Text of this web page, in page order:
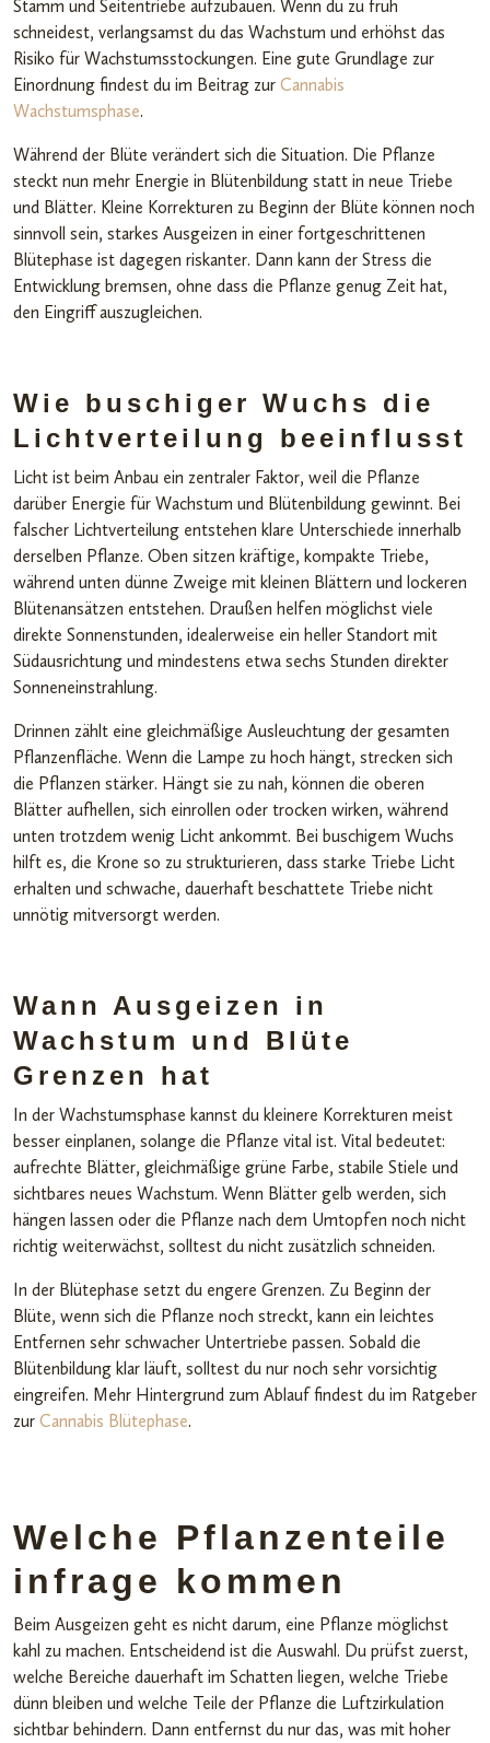
Stamm und Seitentriebe aufzubauen. Wenn du zu früh
schneidest, verlangsamst du das Wachstum und erhöhst das
Risiko für Wachstumsstockungen. Eine gute Grundlage zur
Einordnung findest du im Beitrag zur Cannabis
Wachstumsphase.
Während der Blüte verändert sich die Situation. Die Pflanze
steckt nun mehr Energie in Blütenbildung statt in neue Triebe
und Blätter. Kleine Korrekturen zu Beginn der Blüte können noch
sinnvoll sein, starkes Ausgeizen in einer fortgeschrittenen
Blütephase ist dagegen riskanter. Dann kann der Stress die
Entwicklung bremsen, ohne dass die Pflanze genug Zeit hat,
den Eingriff auszugleichen.
Wie buschiger Wuchs die
Lichtverteilung beeinflusst
Licht ist beim Anbau ein zentraler Faktor, weil die Pflanze
darüber Energie für Wachstum und Blütenbildung gewinnt. Bei
falscher Lichtverteilung entstehen klare Unterschiede innerhalb
derselben Pflanze. Oben sitzen kräftige, kompakte Triebe,
während unten dünne Zweige mit kleinen Blättern und lockeren
Blütenansätzen entstehen. Draußen helfen möglichst viele
direkte Sonnenstunden, idealerweise ein heller Standort mit
Südausrichtung und mindestens etwa sechs Stunden direkter
Sonneneinstrahlung.
Drinnen zählt eine gleichmäßige Ausleuchtung der gesamten
Pflanzenfläche. Wenn die Lampe zu hoch hängt, strecken sich
die Pflanzen stärker. Hängt sie zu nah, können die oberen
Blätter aufhellen, sich einrollen oder trocken wirken, während
unten trotzdem wenig Licht ankommt. Bei buschigem Wuchs
hilft es, die Krone so zu strukturieren, dass starke Triebe Licht
erhalten und schwache, dauerhaft beschattete Triebe nicht
unnötig mitversorgt werden.
Wann Ausgeizen in
Wachstum und Blüte
Grenzen hat
In der Wachstumsphase kannst du kleinere Korrekturen meist
besser einplanen, solange die Pflanze vital ist. Vital bedeutet:
aufrechte Blätter, gleichmäßige grüne Farbe, stabile Stiele und
sichtbares neues Wachstum. Wenn Blätter gelb werden, sich
hängen lassen oder die Pflanze nach dem Umtopfen noch nicht
richtig weiterwächst, solltest du nicht zusätzlich schneiden.
In der Blütephase setzt du engere Grenzen. Zu Beginn der
Blüte, wenn sich die Pflanze noch streckt, kann ein leichtes
Entfernen sehr schwacher Untertriebe passen. Sobald die
Blütenbildung klar läuft, solltest du nur noch sehr vorsichtig
eingreifen. Mehr Hintergrund zum Ablauf findest du im Ratgeber
zur Cannabis Blütephase.
Welche Pflanzenteile
infrage kommen
Beim Ausgeizen geht es nicht darum, eine Pflanze möglichst
kahl zu machen. Entscheidend ist die Auswahl. Du prüfst zuerst,
welche Bereiche dauerhaft im Schatten liegen, welche Triebe
dünn bleiben und welche Teile der Pflanze die Luftzirkulation
sichtbar behindern. Dann entfernst du nur das, was mit hoher